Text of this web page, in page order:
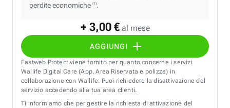
+ 3,00 € al mese
AGGIUNGI
perdite economiche (1).
Fastweb Protect viene fornito per quanto concerne i servizi
Wallife Digital Care (App, Area Riservata e polizza) in
collaborazione con Wallife. Puoi richiedere la disattivazione del
servizio accedendo alla tua area clienti.
Ti informiamo che per gestire la richiesta di attivazione del